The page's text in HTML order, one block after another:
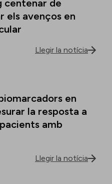
centenar de
els avenços en
Llegir la notícia
en
la resposta a
amb
Llegir la notícia